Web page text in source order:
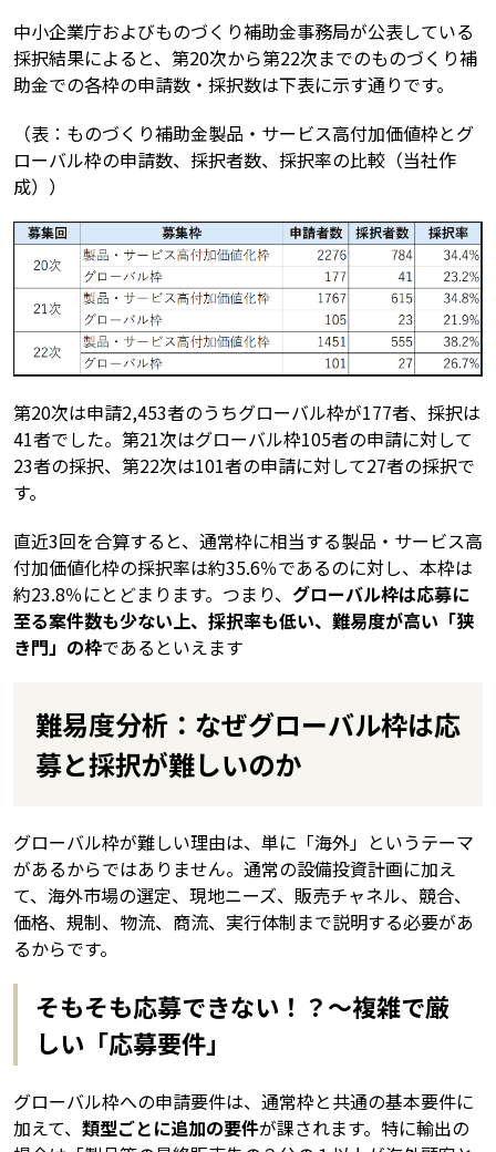
中小企業庁およびものづくり補助金事務局が公表している
採択結果によると、第20次から第22次までのものづくり補
助金での各枠の申請数・採択数は下表に示す通りです。
（表：ものづくり補助金製品・サービス高付加価値枠とグ
ローバル枠の申請数、採択者数、採択率の比較（当社作
成））
第20次は申請2,453者のうちグローバル枠が177者、採択は
41者でした。第21次はグローバル枠105者の申請に対して
23者の採択、第22次は101者の申請に対して27者の採択で
す。
直近3回を合算すると、通常枠に相当する製品・サービス高
付加価値化枠の採択率は約35.6％であるのに対し、本枠は
約23.8％にとどまります。つまり、 グローバル枠は応募に
至る案件数も少ない上、採択率も低い、難易度が高い「狭
き門」の枠であるといえます
難易度分析：なぜグローバル枠は応
募と採択が難しいのか
グローバル枠が難しい理由は、単に「海外」というテーマ
があるからではありません。通常の設備投資計画に加え
て、海外市場の選定、現地ニーズ、販売チャネル、競合、
価格、規制、物流、商流、実行体制まで説明する必要があ
るからです。
そもそも応募できない！？～複雑で厳
しい「応募要件」
グローバル枠への申請要件は、通常枠と共通の基本要件に
加えて、 類型ごとに追加の要件が課されます。特に輸出の